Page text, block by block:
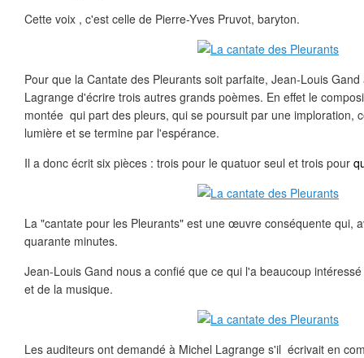
Cette voix , c'est celle de Pierre-Yves Pruvot, baryton.
Pour que la Cantate des Pleurants soit parfaite, Jean-Louis
Lagrange d'écrire trois autres grands poèmes. En effet le
montée qui part des pleurs, qui se poursuit par une imploration,
lumière et se termine par l'espérance.
Il a donc écrit six pièces : trois pour le quatuor seul et trois pour
La "cantate pour les Pleurants" est une œuvre conséquente qui,
quarante minutes.
Jean-Louis Gand nous a confié que ce qui l'a beaucoup
et de la musique.
Les auditeurs ont demandé à Michel Lagrange s'il écrivait en